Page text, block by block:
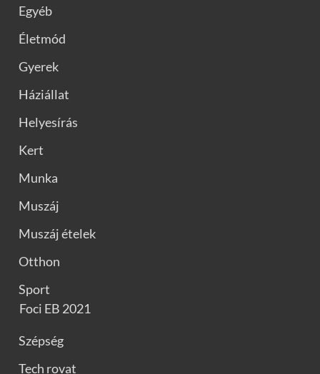
Egyéb
Életmód
Gyerek
Háziállat
Helyesírás
Kert
Munka
Muszáj
Muszáj ételek
Otthon
Sport
Foci EB 2021
Szépség
Tech rovat